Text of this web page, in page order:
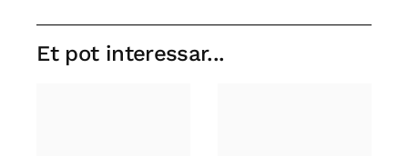
Et pot interessar...